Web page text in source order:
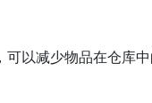
以减少物品在仓库